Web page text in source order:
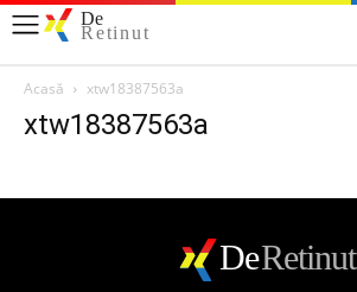
De
Retinut
Acasă xtw18387563a
xtw18387563a
DeRetinut